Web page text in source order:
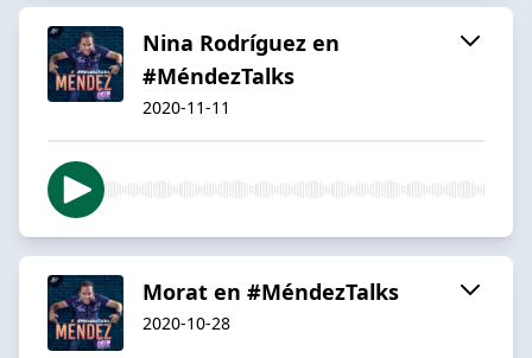
Nina Rodríguez en
#MéndezTalks
2020-11-11
Morat en #MéndezTalks
2020-10-28